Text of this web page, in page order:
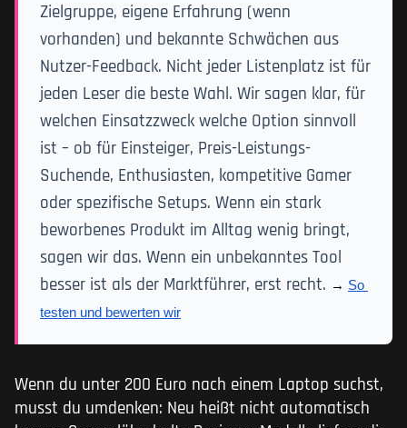
Zielgruppe, eigene Erfahrung (wenn
vorhanden) und bekannte Schwächen aus
Nutzer-Feedback. Nicht jeder Listenplatz ist für
jeden Leser die beste Wahl. Wir sagen klar, für
welchen Einsatzzweck welche Option sinnvoll
ist – ob für Einsteiger, Preis-Leistungs-
Suchende, Enthusiasten, kompetitive Gamer
oder spezifische Setups. Wenn ein stark
beworbenes Produkt im Alltag wenig bringt,
sagen wir das. Wenn ein unbekanntes Tool
besser ist als der Marktführer, erst recht. → So
testen und bewerten wir
Wenn du unter 200 Euro nach einem Laptop suchst,
musst du umdenken: Neu heißt nicht automatisch